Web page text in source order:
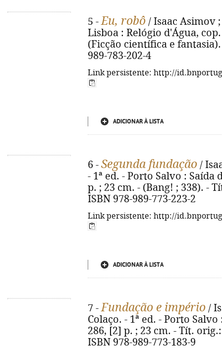
5 -Eu, robô / Isaac Asimov
Lisboa : Relógio d'Água,
(Ficção científica e
989-783-202-4
Link persistente: http://
ADICIONAR À LISTA
6 - Segunda fundação /
- 1ª ed. - Porto Salvo : Saída
p. ; 23 cm. - (Bang! ; 338). -
ISBN 978-989-773-223-2
Link persistente: http://
ADICIONAR À LISTA
7 -Fundação e império /
Colaço. - 1ª ed. - Porto
286, [2] p. ; 23 cm. - Tít.
ISBN 978-989-773-183-9